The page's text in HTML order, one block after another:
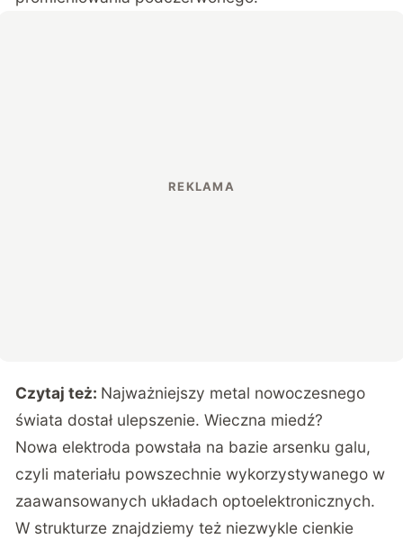
Czytaj też: Najważniejszy metal nowoczesnego
świata dostał ulepszenie. Wieczna miedź?
Nowa elektroda powstała na bazie arsenku galu,
czyli materiału powszechnie wykorzystywanego w
zaawansowanych układach optoelektronicznych.
W strukturze znajdziemy też niezwykle cienkie